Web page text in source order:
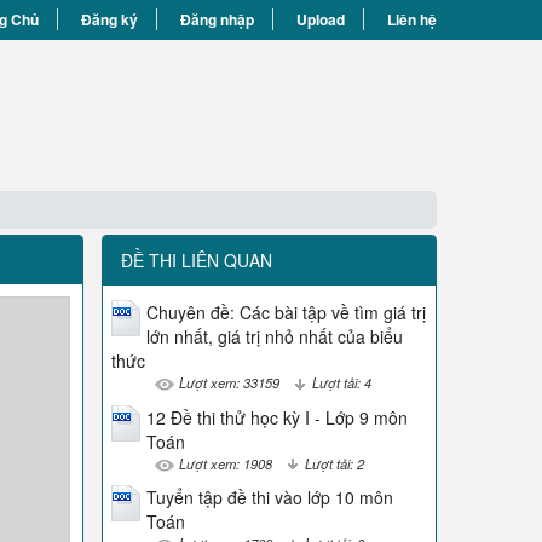
Chủ Đăng ký Đăng nhập Upload Liên hệ
ĐỀ THI LIÊN QUAN
Chuyên đề: Các bài tập về tìm giá trị
lớn nhất, giá trị nhỏ nhất của biểu
thức
Lượt xem: 33159 Lượt tải: 4
12 Đề thi thử học kỳ I - Lớp 9 môn
Toán
Lượt xem: 1908 Lượt tải: 2
Tuyển tập đề thi vào lớp 10 môn
Toán